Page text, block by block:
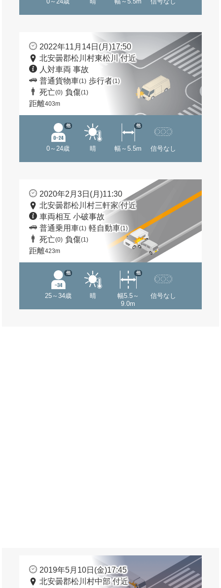
2022年11月14日(月)17:50
北安曇郡松川村東松川 付近
人対車両 事故
普通貨物車(1) 歩行者(1)
死亡(0) 負傷(1)
距離403m
0～24歳
他
晴 幅～5.5m
他
信号なし
2020年2月3日(月)11:30
北安曇郡松川村三軒家 付近
車両相互 小破事故
普通乗用車(1) 軽自動車(1)
死亡(0) 負傷(1)
距離423m
25～34歳
他
晴
幅5.5～
9.0m
他
信号なし
2019年5月10日(金)17:45
北安曇郡松川村中部 付近